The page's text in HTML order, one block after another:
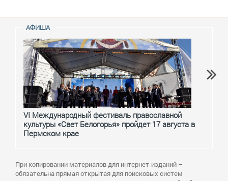
АФИША
VI Международный фестиваль православной
культуры «Свет Белогорья» пройдет 17 августа в
Пермском крае
При копировании материалов для интернет-изданий –
обязательна прямая открытая для поисковых систем